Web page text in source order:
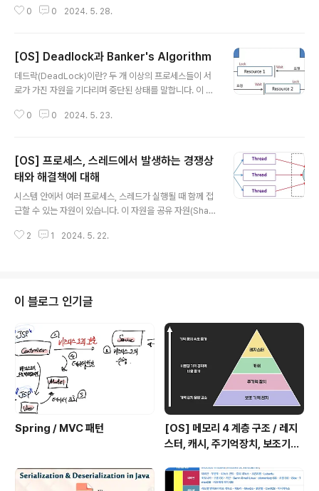
말하는 "캐시 히트"는 캐시 메모리로부터 원하는 데이터를
때 메모리 할당 방식에는 크게 두 가지로 '연속할당'방식과
할당 방식 연속할당 방식은 메모리에 '연속적'으로 공간을
할당하는 것을 말합니다. 연속할당 방식은 고정분할 방식
과 가변분할 방식으로 나눌 수 있습니다. 1. 고정분할 방식
해서 할당하는 방법을 말합니다. 미리 나누어둔 분할에 하
0 0 2024. 5. 28.
[OS] Deadlock과 Banker's Algorithm
데드락(DeadLock)이란? 두 개 이상의 프로세스들이 서
로가 가진 자원을 기다리며 중단된 상태를 말합니다. 이 과
른 프로세스의 자원을 얻기를 기다립니다. Process1은 P
기 때문에 서로 무한정 기다리는 현상이 발생. 자동차를 프
로세스, 현재 위치한 길을 자원이라고 생각하면 좀 더 이해
하기 쉬울 겁니다.자동차와 자동차, 즉 서로 다른 프로세스
가 현재 위치한 길에서 중간 교차로(서로가 필요로 하는 자
원)에서 직선으로 나아가야 하는데, 동시에 다른 길을 사용
할 수 없으며 현재 길에서도 벗어나지 못하는 상황이 바로
0 0 2024. 5. 23.
[OS] 프로세스, 스레드에서 발생하는 경쟁상
태와 해결책에 대해
시스템 안에서 여러 프로세스, 스레드가 실행될 때 함께 접
근할 수 있는 자원이 있습니다. 이 자원을 공유 자원(Shar
파일, 데이터 등이 이에 해당합니다. 이 공유 자원에 대해
유자원에 접근하는 프로그램 코드 부분을 임계 영역(Critic
al Area)이라고 함. 즉, 공유자원에 여러 프로세스가 동시
에 접근하게 되면 자료의 일관성을 해치는 결과가 나타날
수 있습니다. 예를 들어, 두 개의 스레드가 하나의 공유 자
원인 전역 변수의 값을 증가시키는 상황을 가정해봅시..
2 1 2024. 5. 22.
이 블로그 인기글
Spring / MVC 패턴
[OS] 메모리 4 계층 구조 / 레지
스터, 캐시, 주기억장치, 보조기억